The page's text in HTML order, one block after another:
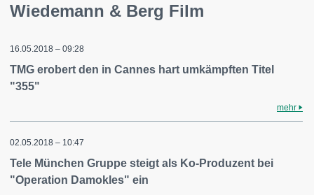
Wiedemann & Berg Film
16.05.2018 – 09:28
TMG erobert den in Cannes hart umkämpften Titel
"355"
mehr
02.05.2018 – 10:47
Tele München Gruppe steigt als Ko-Produzent bei
"Operation Damokles" ein